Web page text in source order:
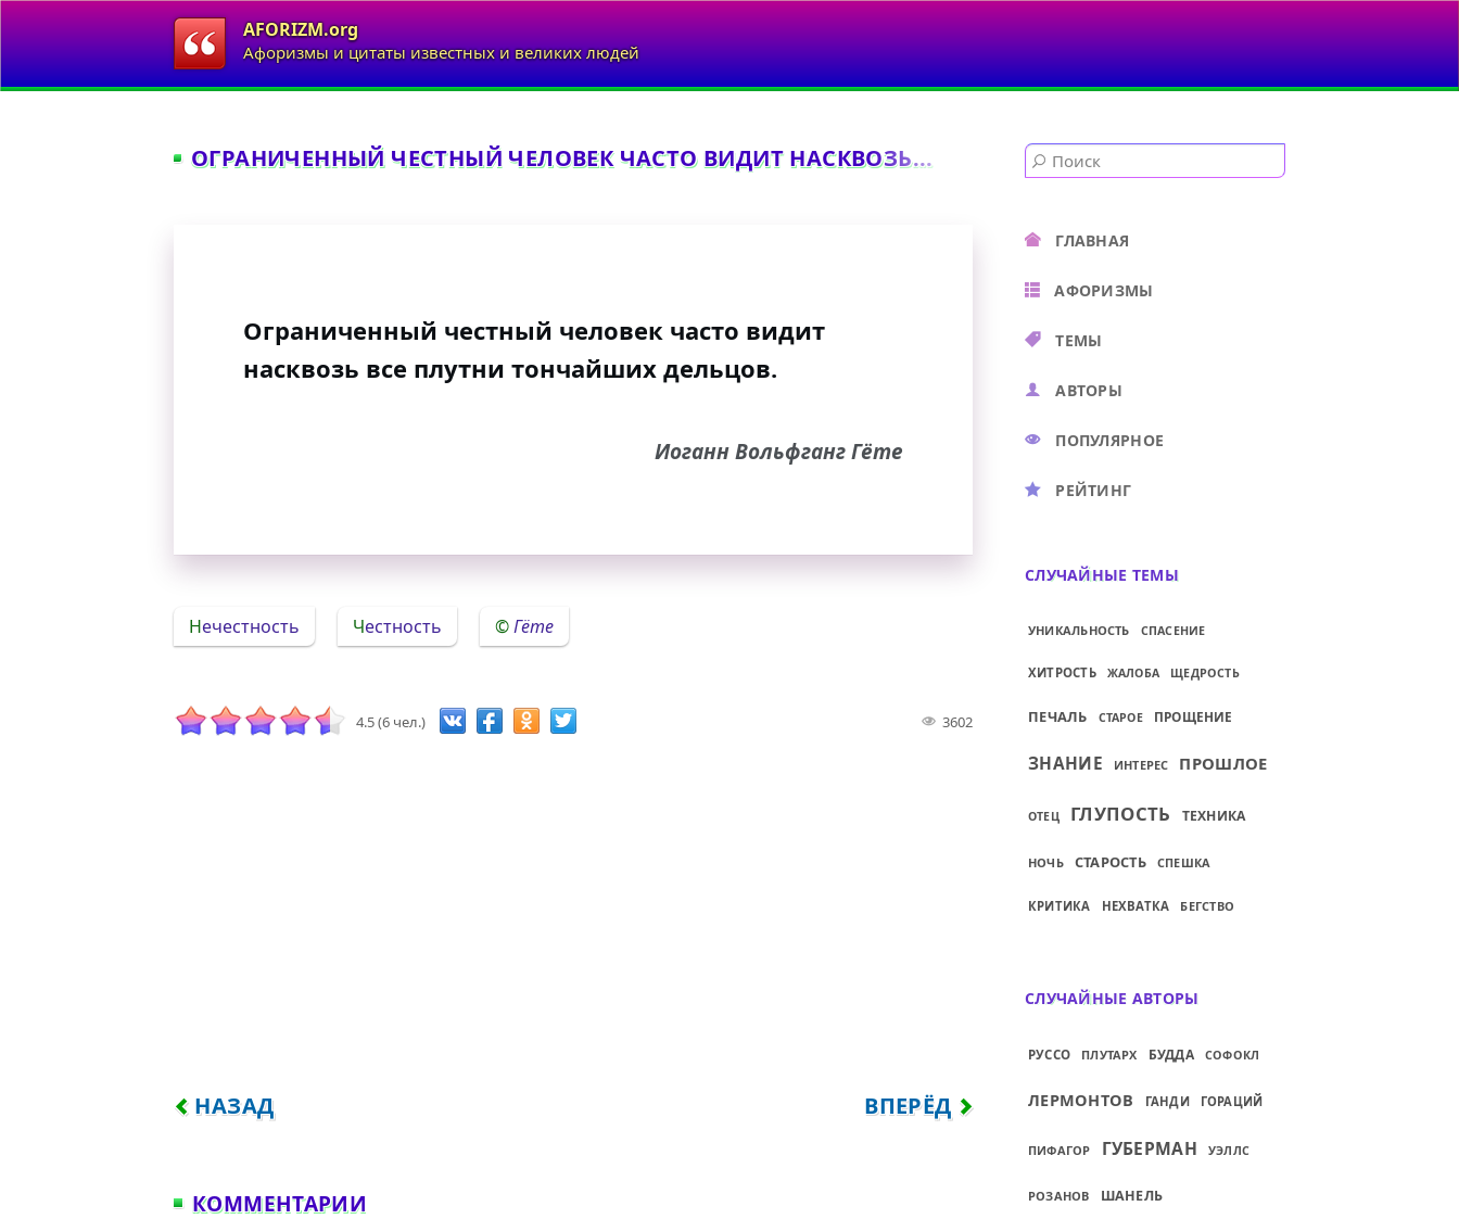
AFORIZM.org
Афоризмы и цитаты известных и великих людей
ОГРАНИЧЕННЫЙ ЧЕСТНЫЙ ЧЕЛОВЕК ЧАСТО ВИДИТ НАСКВОЗЬ...
Ограниченный честный человек часто видит
насквозь все плутни тончайших дельцов.
Иоганн Вольфганг Гёте
Нечестность Честность Гёте
4.5 (6 чел.) 3602
ПРЕДЫДУЩИЙ: ЧЕМ Я ВАМ НЕ НРАВЛЮСЬ — НЕИЗВЕСТНО!..
НАЗАД СЛЕДУЮЩИЙ: БОГ ДАЛ КАЖДОМУ НАРОДУ
ВПЕРЁД
КОММЕНТАРИИ
ГЛАВНАЯ
АФОРИЗМЫ
ТЕМЫ
АВТОРЫ
ПОПУЛЯРНОЕ
РЕЙТИНГ
СЛУЧАЙНЫЕ ТЕМЫ
УНИКАЛЬНОСТЬ СПАСЕНИЕ
ХИТРОСТЬ ЖАЛОБА ЩЕДРОСТЬ
ПЕЧАЛЬ СТАРОЕ ПРОЩЕНИЕ
ЗНАНИЕ ИНТЕРЕС ПРОШЛОЕ
ОТЕЦ ГЛУПОСТЬ ТЕХНИКА
НОЧЬ СТАРОСТЬ СПЕШКА
КРИТИКА НЕХВАТКА БЕГСТВО
СЛУЧАЙНЫЕ АВТОРЫ
РУССО ПЛУТАРХ БУДДА СОФОКЛ
ЛЕРМОНТОВ ГАНДИ ГОРАЦИЙ
ПИФАГОР ГУБЕРМАН УЭЛЛС
РОЗАНОВ ШАНЕЛЬ